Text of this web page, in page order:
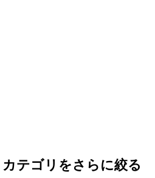
カテゴリをさらに絞る